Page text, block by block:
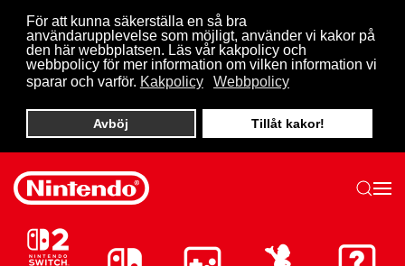
För att kunna säkerställa en så bra
användarupplevelse som möjligt, använder vi kakor på
den här webbplatsen. Läs vår kakpolicy och
webbpolicy för mer information om vilken information vi
sparar och varför. Kakpolicy Webbpolicy
Avböj Tillåt kakor!
Skip to main content